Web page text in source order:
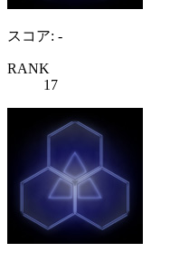
スコア: -
RANK
17